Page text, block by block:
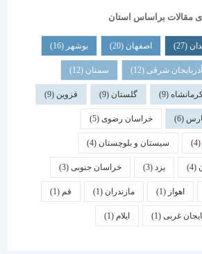
براساس استان
اصفهان (20) بوشهر
شرقی(12) سمنان (12)
(9) گلستان (9) قزوین
خراسان رضوی(5)
سیستان و بلوچستان(4)
یزد خراسان جنوبی(3)
مازندران(1) قم
(1) ایلام